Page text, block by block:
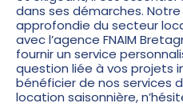
dans ses démarches.
approfondie du secteur
avec l’agence FNAIM
fournir un service
question liée à vos projets
bénéficier de nos services
location saisonnière,